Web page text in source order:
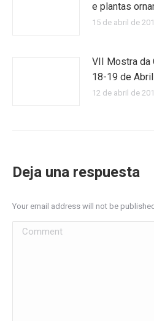
e plantas
15 de abril de
VII Mostra da
18-19 de
12 de abril de
Deja una respuesta
Your email address will not be
Comment